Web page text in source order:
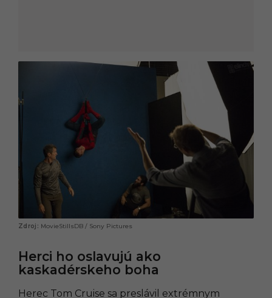
MovieStillsDB / Sony Pictures
Herci ho oslavujú ako
kaskadérskeho boha
Herec Tom Cruise sa preslávil extrémnym